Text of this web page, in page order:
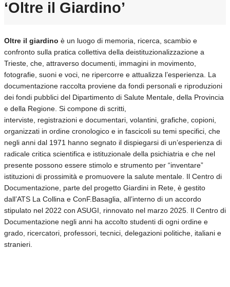
‘Oltre il Giardino’
Oltre il giardino è un luogo di memoria, ricerca, scambio e
confronto sulla pratica collettiva della deistituzionalizzazione a
Trieste, che, attraverso documenti, immagini in movimento,
fotografie, suoni e voci, ne ripercorre e attualizza l’esperienza. La
documentazione raccolta proviene da fondi personali e riproduzioni
dei fondi pubblici del Dipartimento di Salute Mentale, della Provincia
e della Regione. Si compone di scritti,
interviste, registrazioni e documentari, volantini, grafiche, copioni,
organizzati in ordine cronologico e in fascicoli su temi specifici, che
negli anni dal 1971 hanno segnato il dispiegarsi di un’esperienza di
radicale critica scientifica e istituzionale della psichiatria e che nel
presente possono essere stimolo e strumento per “inventare”
istituzioni di prossimità e promuovere la salute mentale. Il Centro di
Documentazione, parte del progetto Giardini in Rete, è gestito
dall’ATS La Collina e ConF.Basaglia, all’interno di un accordo
stipulato nel 2022 con ASUGI, rinnovato nel marzo 2025. Il Centro di
Documentazione negli anni ha accolto studenti di ogni ordine e
grado, ricercatori, professori, tecnici, delegazioni politiche, italiani e
stranieri.